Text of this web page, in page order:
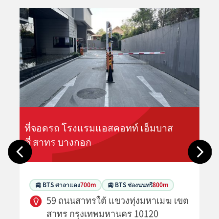
ที่จอดรถ โรงแรมแอสคอทท์ เอ็มบาส
ซี่ สาทร บางกอก
🚉 BTS ศาลาแดง700m 🚉 BTS ช่องนนทรี800m
59 ถนนสาทรใต้ แขวงทุ่งมหาเมฆ เขต
สาทร กรุงเทพมหานคร 10120